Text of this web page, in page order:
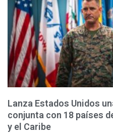
Lanza Estados Unidos
conjunta con 18 países
y el Caribe